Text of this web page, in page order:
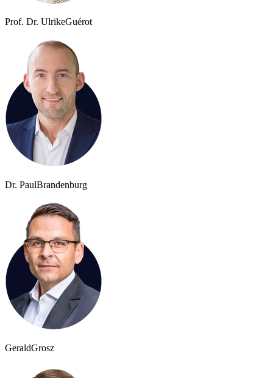
Prof. Dr. UlrikeGuérot
Dr. PaulBrandenburg
GeraldGrosz